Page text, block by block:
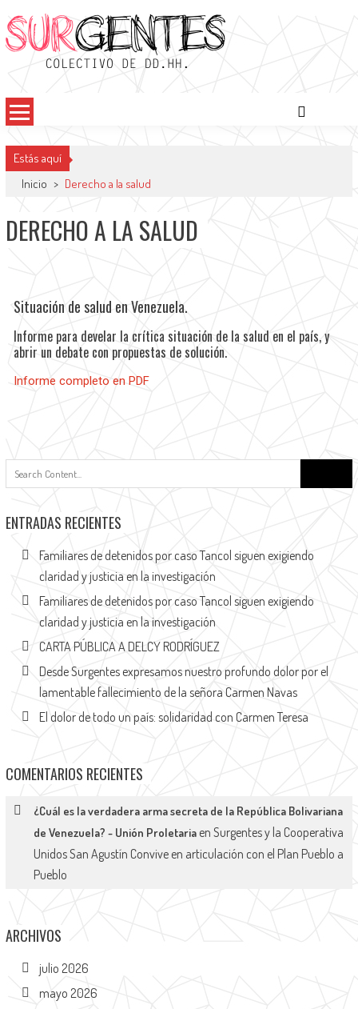
Estás aquí
Inicio > Derecho a la salud
DERECHO A LA SALUD
Situación de salud en Venezuela.
Informe para develar la crítica situación de la salud en el país, y
abrir un debate con propuestas de solución.
Informe completo en PDF
ENTRADAS RECIENTES
Familiares de detenidos por caso Tancol siguen exigiendo
claridad y justicia en la investigación
Familiares de detenidos por caso Tancol siguen exigiendo
claridad y justicia en la investigación
CARTA PÚBLICA A DELCY RODRÍGUEZ
Desde Surgentes expresamos nuestro profundo dolor por el
lamentable fallecimiento de la señora Carmen Navas
El dolor de todo un país: solidaridad con Carmen Teresa
COMENTARIOS RECIENTES
¿Cuál es la verdadera arma secreta de la República Bolivariana
de Venezuela? - Unión Proletariaen Surgentes y la Cooperativa
Unidos San Agustín Convive en articulación con el Plan Pueblo a
Pueblo
ARCHIVOS
julio 2026
mayo 2026